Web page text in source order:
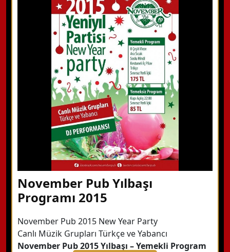
WhatsApp ile Bilgi Alın
Hemen Arayın
Detaylı Bilgi Alın
November Pub Yılbaşı
Programı 2015
November Pub 2015 New Year Party
Canlı Müzik Grupları Türkçe ve Yabancı
November Pub 2015 Yılbaşı – Yemekli Program